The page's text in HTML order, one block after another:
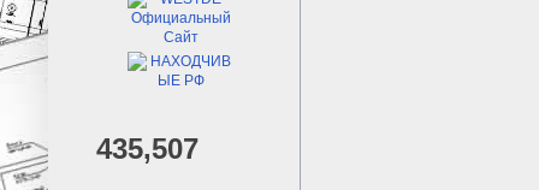
435,507